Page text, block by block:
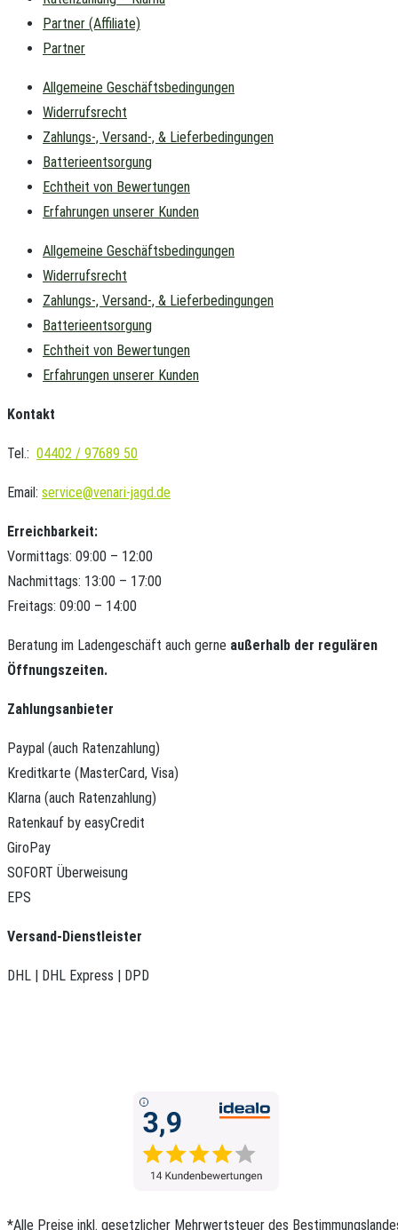
Partner (Affiliate)
Partner
Allgemeine Geschäftsbedingungen
Widerrufsrecht
Zahlungs-, Versand-, & Lieferbedingungen
Batterieentsorgung
Echtheit von Bewertungen
Erfahrungen unserer Kunden
Allgemeine Geschäftsbedingungen
Widerrufsrecht
Zahlungs-, Versand-, & Lieferbedingungen
Batterieentsorgung
Echtheit von Bewertungen
Erfahrungen unserer Kunden
Kontakt
Tel.: 04402 / 97689 50
Email: service@venari-jagd.de
Erreichbarkeit:
Vormittags: 09:00 – 12:00
Nachmittags: 13:00 – 17:00
Freitags: 09:00 – 14:00
Beratung im Ladengeschäft auch gerne außerhalb der regulären
Öffnungszeiten.
Zahlungsanbieter
Paypal (auch Ratenzahlung)
Kreditkarte (MasterCard, Visa)
Klarna (auch Ratenzahlung)
Ratenkauf by easyCredit
GiroPay
SOFORT Überweisung
EPS
Versand-Dienstleister
DHL | DHL Express | DPD
*Alle Preise inkl. gesetzlicher Mehrwertsteuer des